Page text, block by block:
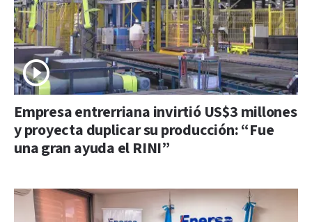
Empresa entrerriana invirtió US$3 millones
y proyecta duplicar su producción: “Fue
una gran ayuda el RINI”